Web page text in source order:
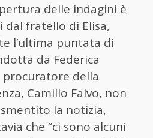
delle indagini è
dal fratello di Elisa,
l’ultima puntata di
da Federica
procuratore della
Camillo Falvo, non
la notizia,
che “ci sono alcuni